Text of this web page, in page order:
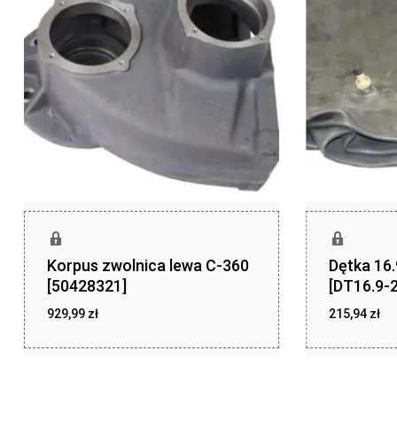
Korpus zwolnica lewa C-360
[50428321]
929,99 zł
Dętka
[DT16.9-
215,94 zł